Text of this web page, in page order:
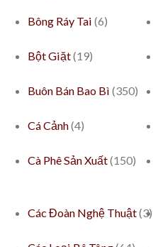
Bông Ráy Tai (6)
Bột Giặt(19)
Buôn Bán Bao Bì (350)
Cá Cảnh(4)
Cà Phê Sản Xuất(150)
Các Đoàn Nghệ Thuật(3)